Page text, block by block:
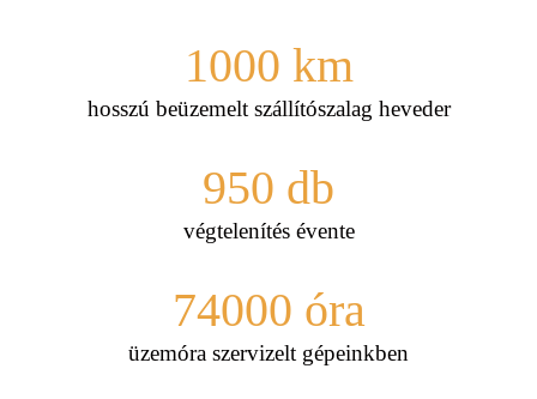
1000 km
hosszú beüzemelt szállítószalag heveder
950 db
végtelenítés évente
74000 óra
üzemóra szervizelt gépeinkben